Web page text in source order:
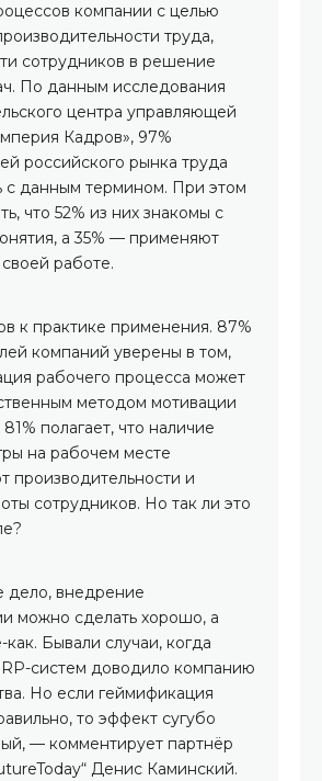
компании с целью
труда,
сотрудников в решение
По данным исследования
центра управляющей
Кадров», 97%
российского рынка труда
с данным термином. При этом
что 52% из них знакомы с
а 35% — применяют
работе.
к практике применения. 87%
компаний уверены в том,
рабочего процесса может
методом мотивации
полагает, что наличие
на рабочем месте
производительности и
сотрудников. Но так ли это
дело, внедрение
можно сделать хорошо, а
Бывали случаи, когда
систем доводило компанию
Но если геймификация
то эффект сугубо
— комментирует партнёр
Денис Каминский.